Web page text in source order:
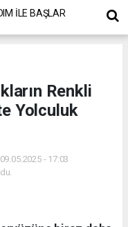
Renkli
Yolculuk
- 17:03